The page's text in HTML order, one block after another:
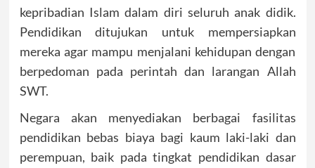
kepribadian Islam dalam diri seluruh anak didik.
Pendidikan ditujukan untuk mempersiapkan
mereka agar mampu menjalani kehidupan dengan
berpedoman pada perintah dan larangan Allah
SWT.
Negara akan menyediakan berbagai fasilitas
pendidikan bebas biaya bagi kaum laki-laki dan
perempuan, baik pada tingkat pendidikan dasar